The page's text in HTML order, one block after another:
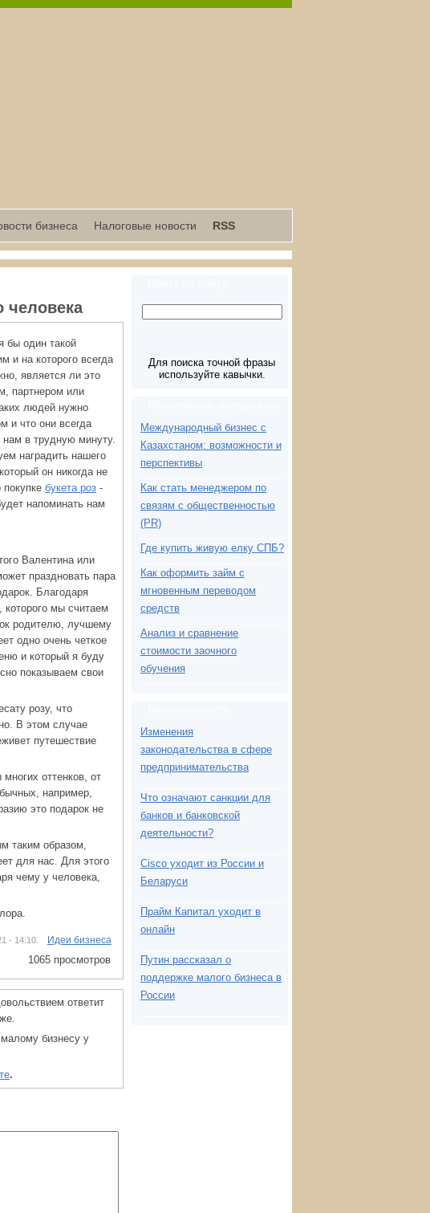
бизнеса Налоговые новости RSS
человека
бы один такой
и на которого всегда
является ли это
партнером или
людей нужно
и что они всегда
нам в трудную минуту.
наградить нашего
он никогда не
покупке букета роз -
напоминать нам
Валентина или
праздновать пара
Благодаря
мы считаем
родителю, лучшему
одно очень четкое
и который я буду
показываем свои
розу, что
В этом случае
путешествие
оттенков, от
например,
это подарок не
таким образом,
для нас. Для этого
чему у человека,
- 14:10. Идеи бизнеса
1065 просмотров
ответит
бизнесу у
.
Для поиска точной фразы
используйте кавычки.
Международный бизнес с
Казахстаном: возможности и
перспективы
Как стать менеджером по
связям с общественностью
(PR)
Где купить живую елку СПБ?
Как оформить займ с
мгновенным переводом
средств
Анализ и сравнение
стоимости заочного
обучения
Изменения
законодательства в сфере
предпринимательства
Что означают санкции для
банков и банковской
деятельности?
Cisco уходит из России и
Беларуси
Прайм Капитал уходит в
онлайн
Путин рассказал о
поддержке малого бизнеса в
России